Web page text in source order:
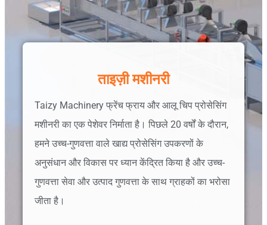
ताइज़ी मशीनरी
Taizy Machinery फ्रेंच फ्राय और आलू चिप प्रोसेसिंग
मशीनरी का एक पेशेवर निर्माता है। पिछले 20 वर्षों के दौरान,
हमने उच्च-गुणवत्ता वाले खाद्य प्रोसेसिंग उपकरणों के
अनुसंधान और विकास पर ध्यान केंद्रित किया है और उच्च-
गुणवत्ता सेवा और उत्पाद गुणवत्ता के साथ ग्राहकों का भरोसा
जीता है।